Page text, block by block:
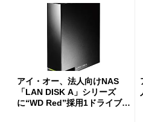
アイ・オー、法人向けNAS
「LAN DISK A」シリーズ
に“WD Red”採用1ドライブ／